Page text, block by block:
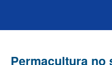
Permacultura no